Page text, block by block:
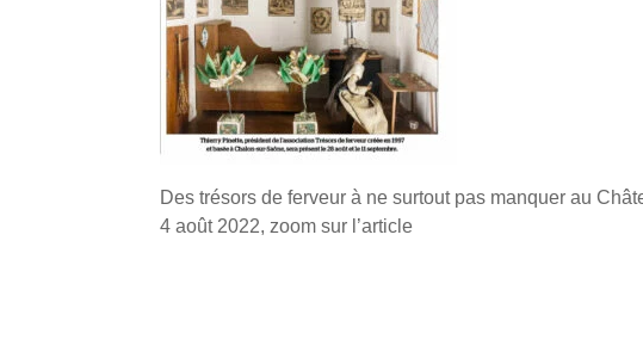
Des trésors de ferveur à ne surtout pas manquer au
4 août 2022, zoom sur l’article